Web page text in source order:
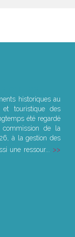
historiques au
et touristique des
été regardé
de la
à la gestion des
une ressour...